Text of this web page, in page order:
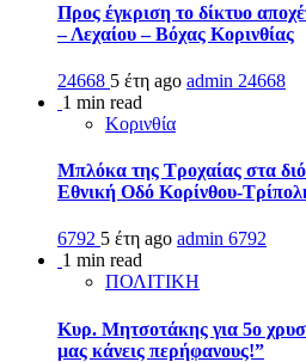
Προς έγκριση το δίκτυο
– Λεχαίου – Βόχας Κορινθίας
24668 5 έτη ago admin 24668
1 min read
Κορινθία
Μπλόκα της Τροχαίας στα
Εθνική Οδό Κορίνθου-
6792 5 έτη ago admin 6792
1 min read
ΠΟΛΙΤΙΚΗ
Κυρ. Μητσοτάκης για 5ο
μας κάνεις περήφανους!”